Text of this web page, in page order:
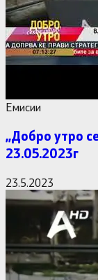
Емисии
,,Добро утро
23.05.2023г
23.5.2023